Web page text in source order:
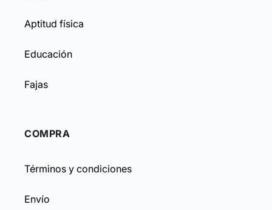
Aptitud física
Educación
Fajas
COMPRA
Términos y condiciones
Envío